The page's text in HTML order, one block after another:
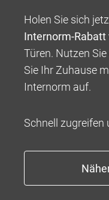
Holen Sie sich
Internorm-Rabatt
Türen. Nutzen
Sie Ihr Zuhause
Internorm auf.
Schnell zugreifen